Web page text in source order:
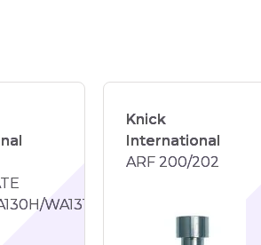
WA131/WA132/WA133/WA125/
Knick
International
ARF 200/202